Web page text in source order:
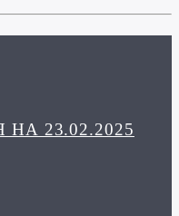
23.02.2025